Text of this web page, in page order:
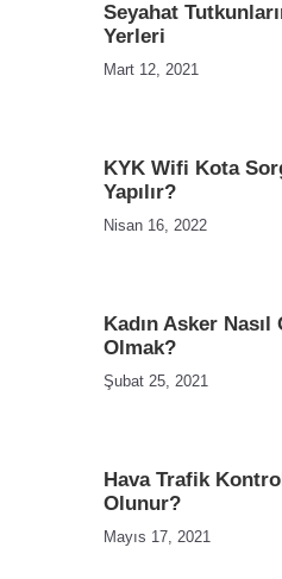
Seyahat
Yerleri
Mart 12, 2021
KYK Wifi Kota
Yapılır?
Nisan 16, 2022
Kadın Asker
Olmak?
Şubat 25, 2021
Hava Trafik
Olunur?
Mayıs 17, 2021